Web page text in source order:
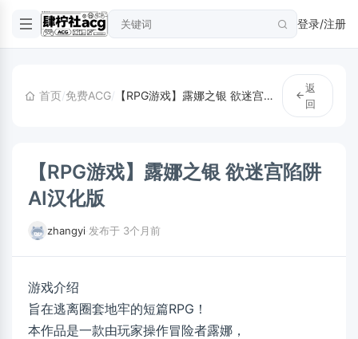
登录/注册
首页/免费ACG/ 【RPG游戏】露娜之银 欲迷宫陷阱 AI汉化版
返
回
【RPG游戏】露娜之银 欲迷宫陷阱
AI汉化版
zhangyi 发布于 3个月前
游戏介绍
旨在逃离圈套地牢的短篇RPG！
本作品是一款由玩家操作冒险者露娜，